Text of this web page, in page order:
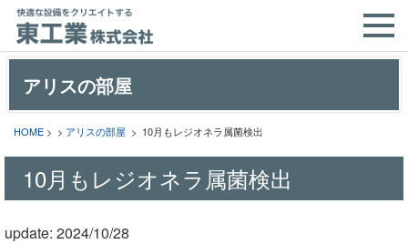
アリスの部屋
HOME > > アリスの部屋 > 10月もレジオネラ属菌検出
10月もレジオネラ属菌検出
update: 2024/10/28